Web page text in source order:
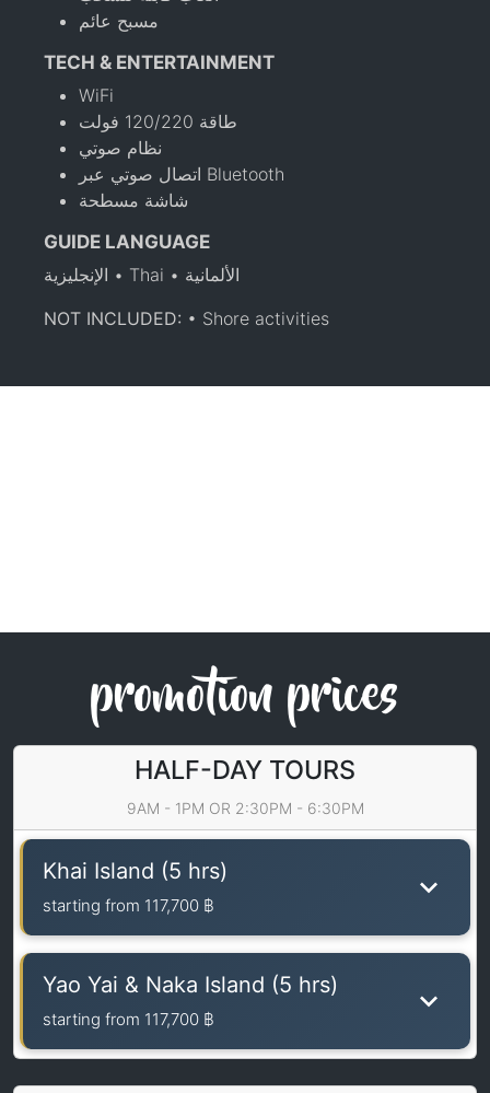
مسبح عائم
TECH & ENTERTAINMENT
WiFi
طاقة 120/220 فولت
نظام صوتي
اتصال صوتي عبر Bluetooth
شاشة مسطحة
GUIDE LANGUAGE
الإنجليزية • Thai • الألمانية
NOT INCLUDED: • Shore activities
promotion prices
HALF-DAY TOURS
9AM - 1PM OR 2:30PM - 6:30PM
Khai Island (5 hrs)
starting from 117,700 ฿
Yao Yai & Naka Island (5 hrs)
starting from 117,700 ฿